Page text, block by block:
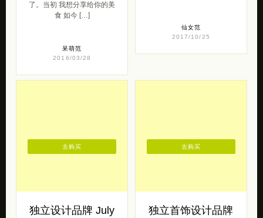
了。当初 我想分享给你的美
食 如今 […]
呆萌范
2016/03/28
仙女范
2017/10/25
独立设计品牌 July
去购买
独立首饰设计品牌
去购买